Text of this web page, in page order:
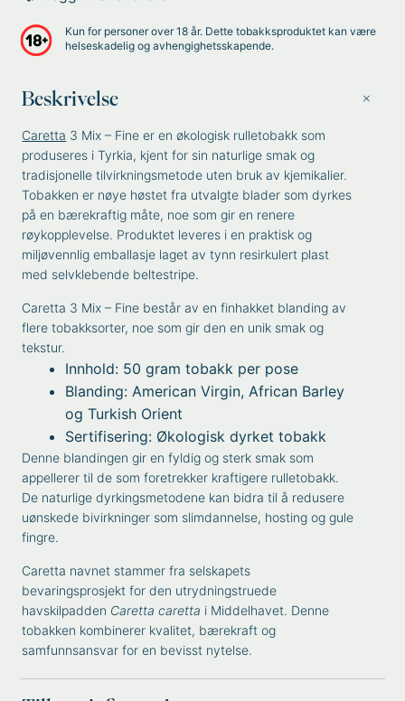
Kun for personer over 18 år. Dette tobakksproduktet kan være
helseskadelig og avhengighetsskapende.
Beskrivelse
Caretta 3 Mix – Fine er en økologisk rulletobakk som
produseres i Tyrkia, kjent for sin naturlige smak og
tradisjonelle tilvirkningsmetode uten bruk av kjemikalier.
Tobakken er nøye høstet fra utvalgte blader som dyrkes
på en bærekraftig måte, noe som gir en renere
røykopplevelse. Produktet leveres i en praktisk og
miljøvennlig emballasje laget av tynn resirkulert plast
med selvklebende beltestripe.
Caretta 3 Mix – Fine består av en finhakket blanding av
flere tobakksorter, noe som gir den en unik smak og
tekstur.
Innhold: 50 gram tobakk per pose
Blanding: American Virgin, African Barley
og Turkish Orient
Sertifisering: Økologisk dyrket tobakk
Denne blandingen gir en fyldig og sterk smak som
appellerer til de som foretrekker kraftigere rulletobakk.
De naturlige dyrkingsmetodene kan bidra til å redusere
uønskede bivirkninger som slimdannelse, hosting og gule
fingre.
Caretta navnet stammer fra selskapets
bevaringsprosjekt for den utrydningstruede
havskilpadden Caretta caretta i Middelhavet. Denne
tobakken kombinerer kvalitet, bærekraft og
samfunnsansvar for en bevisst nytelse.